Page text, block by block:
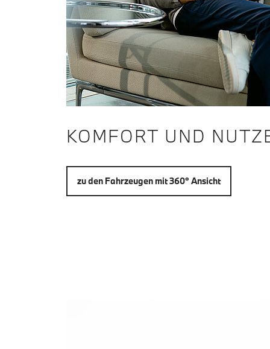
KOMFORT UND
zu den Fahrzeugen mit 360° Ansicht